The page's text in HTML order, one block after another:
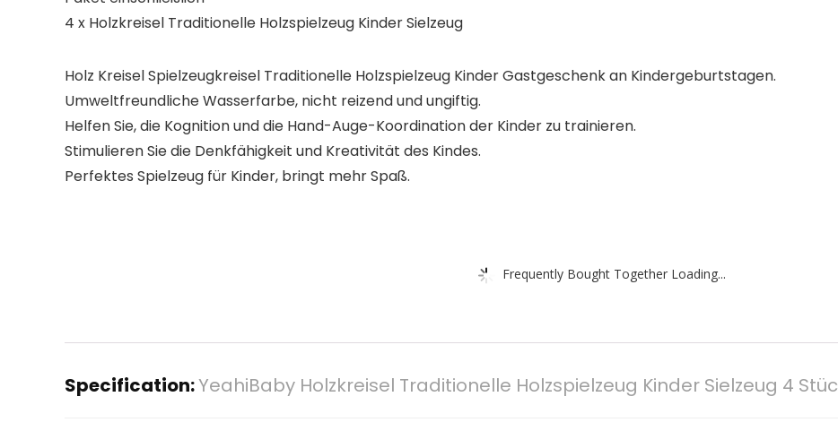
4 x Holzkreisel Traditionelle Holzspielzeug Kinder Sielzeug
Holz Kreisel Spielzeugkreisel Traditionelle Holzspielzeug Kinder Gastgeschenk an Kindergeburtstagen.
Umweltfreundliche Wasserfarbe, nicht reizend und ungiftig.
Helfen Sie, die Kognition und die Hand-Auge-Koordination der Kinder zu trainieren.
Stimulieren Sie die Denkfähigkeit und Kreativität des Kindes.
Perfektes Spielzeug für Kinder, bringt mehr Spaß.
Frequently Bought Together Loading...
Specification:YeahiBaby Holzkreisel Traditionelle Holzspielzeug Kinder Sielzeug 4